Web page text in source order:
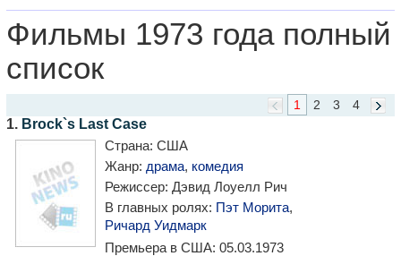
Фильмы 1973 года полный
список
4
3
2
1
1. Brock`s Last Case
Страна: США
Жанр: драма, комедия
Режиссер: Дэвид Лоуелл Рич
В главных ролях: Пэт Морита,
Ричард Уидмарк
Премьера в США: 05.03.1973